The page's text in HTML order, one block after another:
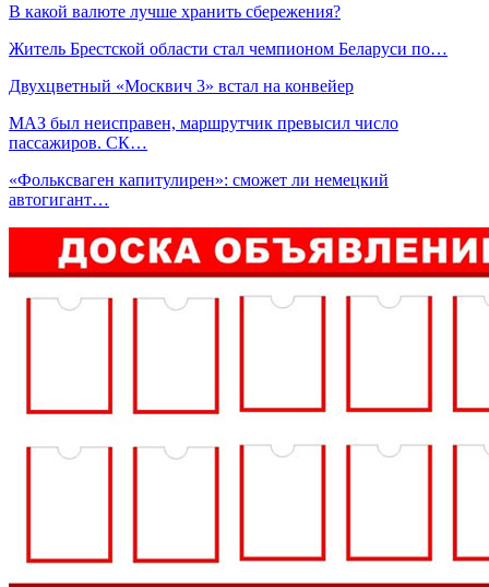
В какой валюте лучше хранить сбережения?
Житель Брестской области стал чемпионом Беларуси по…
Двухцветный «Москвич 3» встал на конвейер
МАЗ был неисправен, маршрутчик превысил число
пассажиров. СК…
«Фольксваген капитулирен»: сможет ли немецкий
автогигант…